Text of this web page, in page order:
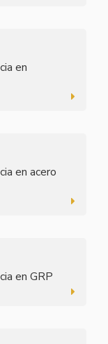
en
en acero
en GRP